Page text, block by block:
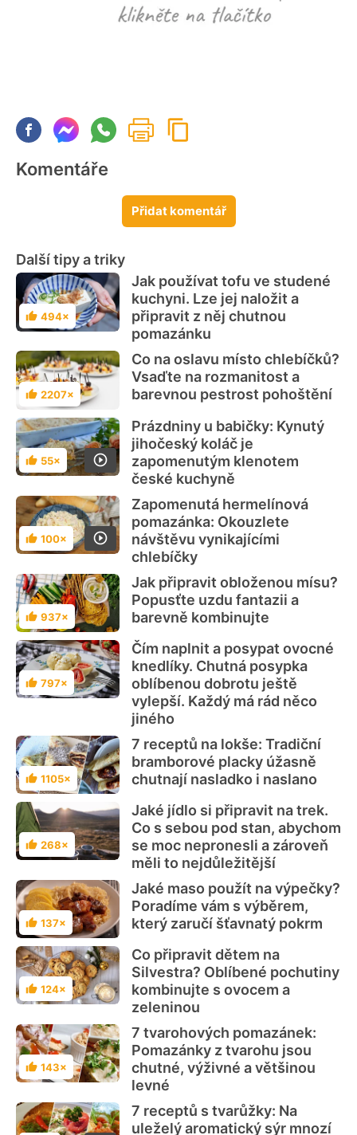
Komentáře
Přidat komentář
Další tipy a triky
Hodnocení
494×
Jak používat tofu ve studené
kuchyni. Lze jej naložit a
připravit z něj chutnou
pomazánku
Hodnocení
2207×
Co na oslavu místo chlebíčků?
Vsaďte na rozmanitost a
barevnou pestrost pohoštění
Hodnocení
55×
Prázdniny u babičky: Kynutý
jihočeský koláč je
zapomenutým klenotem
české kuchyně
Hodnocení
100×
Zapomenutá hermelínová
pomazánka: Okouzlete
návštěvu vynikajícími
chlebíčky
Hodnocení
937×
Jak připravit obloženou mísu?
Popusťte uzdu fantazii a
barevně kombinujte
Hodnocení
797×
Čím naplnit a posypat ovocné
knedlíky. Chutná posypka
oblíbenou dobrotu ještě
vylepší. Každý má rád něco
jiného
Hodnocení
1105×
7 receptů na lokše: Tradiční
bramborové placky úžasně
chutnají nasladko i naslano
Hodnocení
268×
Jaké jídlo si připravit na trek.
Co s sebou pod stan, abychom
se moc nepronesli a zároveň
měli to nejdůležitější
Hodnocení
137×
Jaké maso použít na výpečky?
Poradíme vám s výběrem,
který zaručí šťavnatý pokrm
Hodnocení
124×
Co připravit dětem na
Silvestra? Oblíbené pochutiny
kombinujte s ovocem a
zeleninou
Hodnocení
143×
7 tvarohových pomazánek:
Pomazánky z tvarohu jsou
chutné, výživné a většinou
levné
7 receptů s tvarůžky: Na
uleželý aromatický sýr mnozí